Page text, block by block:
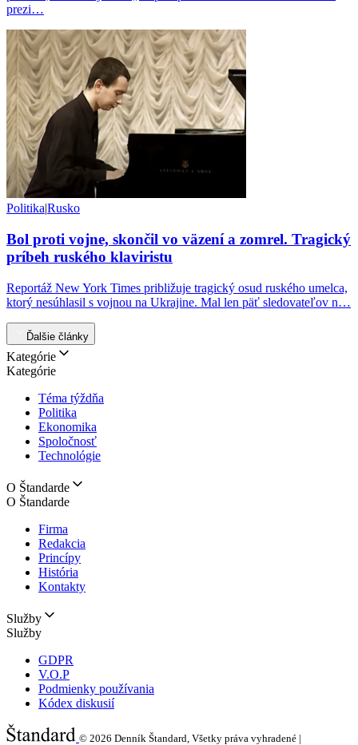
prezi…
Politika|Rusko
Bol proti vojne, skončil vo väzení a zomrel. Tragický
príbeh ruského klaviristu
Reportáž New York Times približuje tragický osud ruského umelca,
ktorý nesúhlasil s vojnou na Ukrajine. Mal len päť sledovateľov n…
Ďalšie články
Kategórie
Kategórie
Téma týždňa
Politika
Ekonomika
Spoločnosť
Technológie
O Štandarde
O Štandarde
Firma
Redakcia
Princípy
História
Kontakty
Služby
Služby
GDPR
V.O.P
Podmienky používania
Kódex diskusií
© 2026 Denník Štandard, Všetky práva vyhradené |